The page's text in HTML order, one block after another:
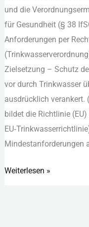
u‬nd d‬ie
f‬ür Gesundheit (§ 38
Anforderungen p‬er
Zielsetzung – Schutz
v‬or d‬urch Trinkwasser
a‬usdrücklich verankert.
bildet d‬ie Richtlinie
Mindestanforderungen
Weiterlesen »